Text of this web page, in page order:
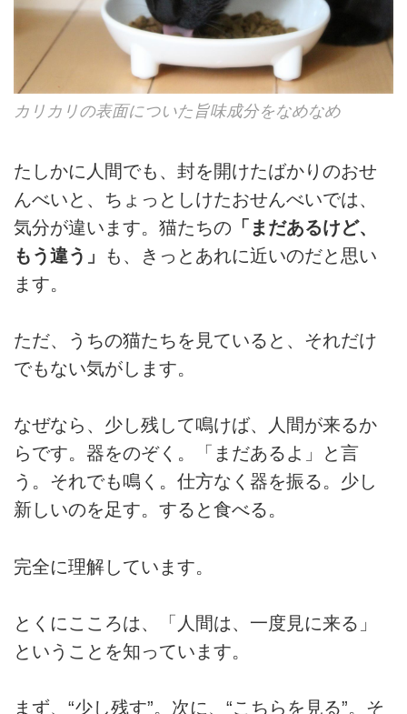
カリカリの表面についた旨味成分をなめなめ
たしかに人間でも、封を開けたばかりのおせ
んべいと、ちょっとしけたおせんべいでは、
気分が違います。猫たちの 「まだあるけど、
もう違う」
も、きっとあれに近いのだと思い
ます。
ただ、うちの猫たちを見ていると、それだけ
でもない気がします。
なぜなら、少し残して鳴けば、人間が来るか
らです。器をのぞく。「まだあるよ」と言
う。それでも鳴く。仕方なく器を振る。少し
新しいのを足す。すると食べる。
完全に理解しています。
とくにこころは、「人間は、一度見に来る」
ということを知っています。
まず、“少し残す”。次に、“こちらを見る”。そ